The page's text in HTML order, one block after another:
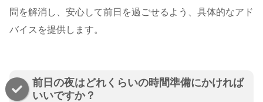
問を解消し、安心して前日を過ごせるよう、具体的なアド
バイスを提供します。
前日の夜はどれくらいの時間準備にかければ
いいですか？